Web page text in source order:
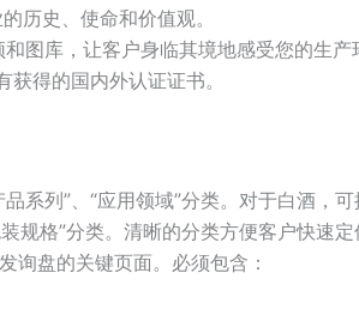
历史、使命和价值观。
和图库，让客户身临其境地感受您的生产
获得的国内外认证证书。
系列”、“应用领域”分类。对于白酒，可
规格”分类。清晰的分类方便客户快速定
询盘的关键页面。必须包含：